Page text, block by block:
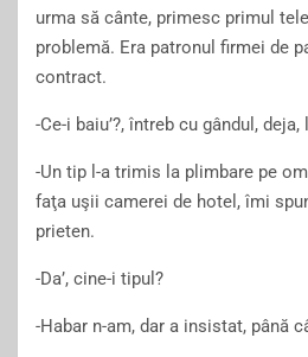
urma să cânte, primesc primul
problemă. Era patronul firmei de
contract.
-Ce-i baiu’?, întreb cu gândul,
-Un tip l-a trimis la plimbare pe
faţa uşii camerei de hotel, îmi
prieten.
-Da’, cine-i tipul?
-Habar n-am, dar a insistat, până